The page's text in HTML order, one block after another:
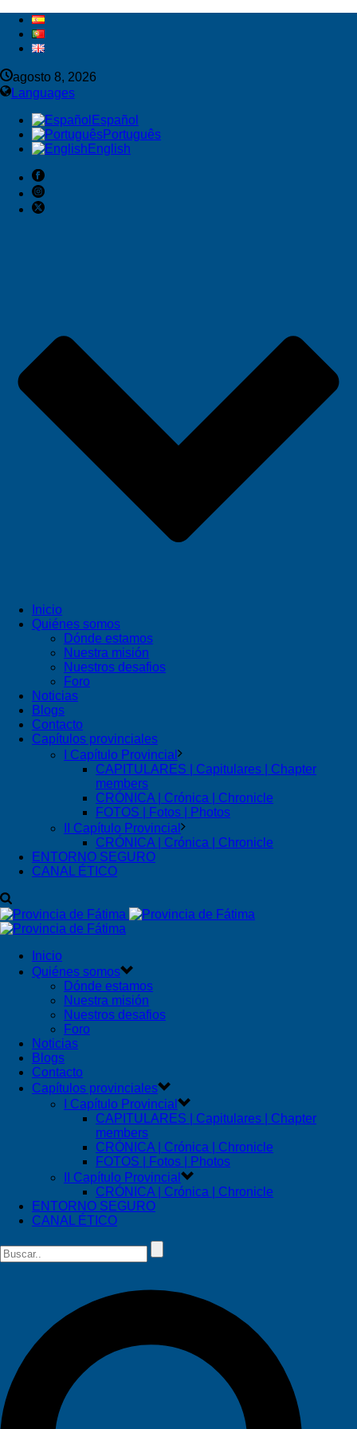
agosto 8, 2026
Languages
Español
Português
English
Inicio
Quiénes somos
Dónde estamos
Nuestra misión
Nuestros desafios
Foro
Noticias
Blogs
Contacto
Capítulos provinciales
I Capítulo Provincial
CAPITULARES | Capitulares | Chapter
members
CRÓNICA | Crónica | Chronicle
FOTOS | Fotos | Photos
II Capítulo Provincial
CRÓNICA | Crónica | Chronicle
ENTORNO SEGURO
CANAL ÉTICO
Inicio
Quiénes somos
Dónde estamos
Nuestra misión
Nuestros desafios
Foro
Noticias
Blogs
Contacto
Capítulos provinciales
I Capítulo Provincial
CAPITULARES | Capitulares | Chapter
members
CRÓNICA | Crónica | Chronicle
FOTOS | Fotos | Photos
II Capítulo Provincial
CRÓNICA | Crónica | Chronicle
ENTORNO SEGURO
CANAL ÉTICO